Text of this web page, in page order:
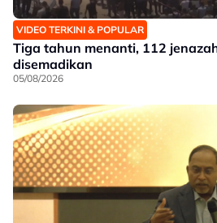
VIDEO TERKINI & POPULAR
Tiga tahun menanti, 112
disemadikan
05/08/2026